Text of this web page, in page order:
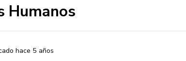
Humanos
hace 5 años